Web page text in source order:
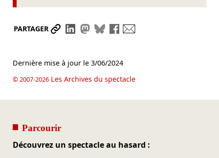
PARTAGER Partager le lien
Partager sur LinkedIn
Partager sur Mastodon
Partager sur Bluesky
Partager sur Facebook
Dernière mise à jour le 3/06/2024
© 2007-2026Les Archives du spectacle
Parcourir
Découvrez un spectacle au hasard :